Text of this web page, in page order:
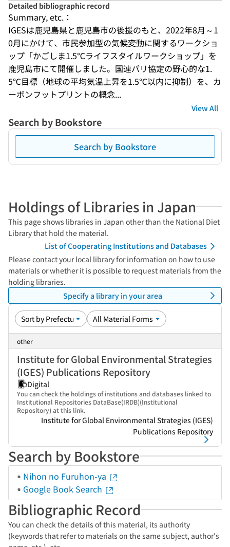
Detailed bibliographic record
Summary, etc.：
IGESは鹿児島県と鹿児島市の後援のもと、2022年8月～1
0月にかけて、市民参加型の気候変動に関するワークショ
ップ「かごしま1.5℃ライフスタイルワークショップ」を
鹿児島市にて開催しました。国連パリ協定の野心的な1.
5℃目標（地球の平均気温上昇を1.5℃以内に抑制）を、カ
ーボンフットプリントの概念...
View All
Search by Bookstore
Search by Bookstore
Holdings of Libraries in Japan
This page shows libraries in Japan other than the National Diet
Library that hold the material.
List of Cooperating Institutions and Databases
Please contact your local library for information on how to use
materials or whether it is possible to request materials from the
holding libraries.
Specify a library in your area
other
Institute for Global Environmental Strategies
(IGES) Publications Repository
Digital
You can check the holdings of institutions and databases linked to
Institutional Repositories DataBase(IRDB)(Institutional
Repository) at this link.
Institute for Global Environmental Strategies (IGES)
Publications Repository
Search by Bookstore
Nihon no Furuhon-ya
Google Book Search
Bibliographic Record
You can check the details of this material, its authority
(keywords that refer to materials on the same subject, author's